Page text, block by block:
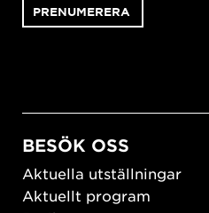
BESÖK OSS
Aktuella utställningar
Aktuellt program